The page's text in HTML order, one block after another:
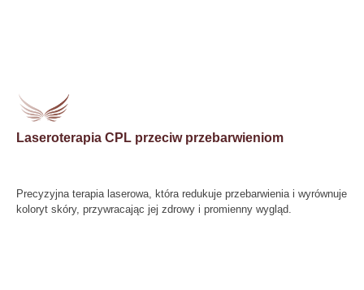
Laseroterapia CPL przeciw przebarwieniom
Precyzyjna terapia laserowa, która redukuje przebarwienia i wyrównuje
koloryt skóry, przywracając jej zdrowy i promienny wygląd.